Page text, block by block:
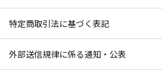
特定商取引法に基づく表記
外部送信規律に係る通知・公表